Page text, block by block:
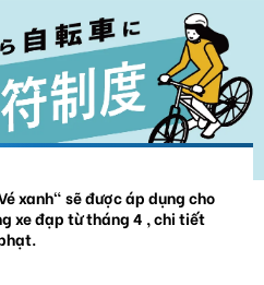
xanh" sẽ được áp dụng cho
xe đạp từ tháng 4 , chi tiết